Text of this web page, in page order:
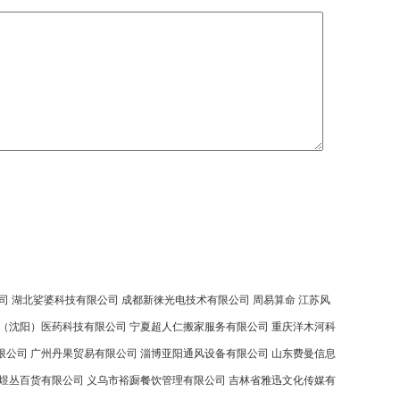
湖北娑婆科技有限公司 成都新徕光电技术有限公司 周易算命 江苏风
沈阳）医药科技有限公司 宁夏超人仁搬家服务有限公司 重庆洋木河科
公司 广州丹果贸易有限公司 淄博亚阳通风设备有限公司 山东费曼信息
丛百货有限公司 义乌市裕蹰餐饮管理有限公司 吉林省雅迅文化传媒有